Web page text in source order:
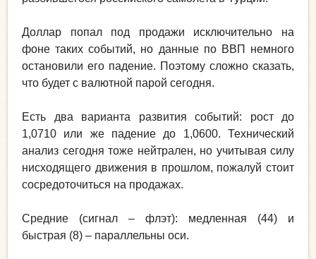
Доллар попал под продажи исключительно на
фоне таких событий, но данные по ВВП немного
остановили его падение. Поэтому сложно сказать,
что будет с валютной парой сегодня.
Есть два варианта развития событий: рост до
1,0710 или же падение до 1,0600. Технический
анализ сегодня тоже нейтрален, но учитывая силу
нисходящего движения в прошлом, пожалуй стоит
сосредоточиться на продажах.
Средние (сигнал – флэт): медленная (44) и
быстрая (8) – параллельны оси.